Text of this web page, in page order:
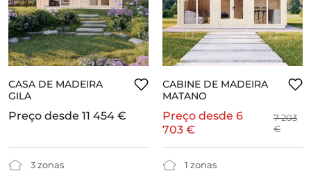
CASA DE MADEIRA
GILA
3 zonas
Preço desde 11 454 €
CABINE DE MADEIRA
MATANO
1 zonas
Preço desde 6
703 €
7 203
€